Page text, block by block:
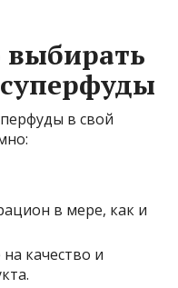
выбирать
в свой
в мере, как и
качество и